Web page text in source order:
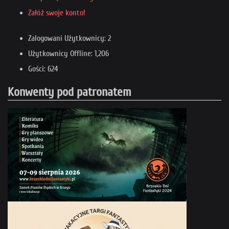
Załóż swoje konto!
Zalogowani Użytkownicy: 2
Użytkownicy Offline: 1,206
Gości: 624
Konwenty pod patronatem